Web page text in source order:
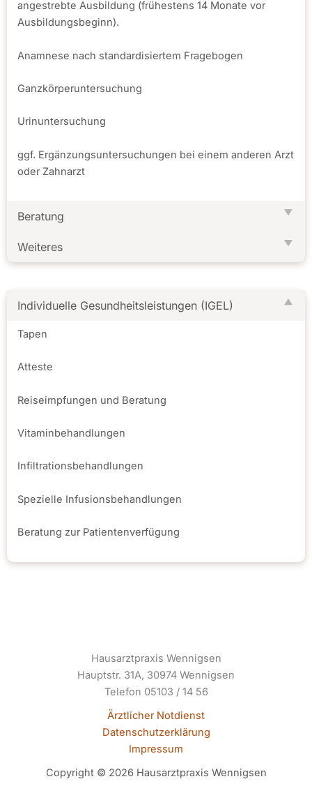
angestrebte Ausbildung (frühestens 14 Monate vor
Ausbildungsbeginn).
Anamnese nach standardisiertem Fragebogen
Ganzkörperuntersuchung
Urinuntersuchung
ggf. Ergänzungsuntersuchungen bei einem anderen Arzt
oder Zahnarzt
Beratung
Weiteres
Individuelle Gesundheitsleistungen (IGEL)
Tapen
Atteste
Reiseimpfungen und Beratung
Vitaminbehandlungen
Infiltrationsbehandlungen
Spezielle Infusionsbehandlungen
Beratung zur Patientenverfügung
Hausarztpraxis Wennigsen
Hauptstr. 31A, 30974 Wennigsen
Telefon 05103 / 14 56
Ärztlicher Notdienst
Datenschutzerklärung
Impressum
Copyright © 2026 Hausarztpraxis Wennigsen